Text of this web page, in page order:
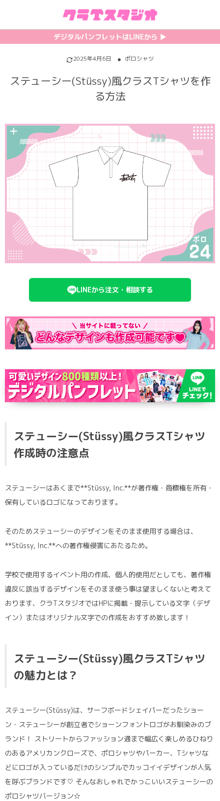
デジタルパンフレットはLINEから ▶︎︎
2025年4月6日 ポロシャツ
ステューシー(Stüssy)風クラスTシャツを作
る方法
LINEから注文・相談する
ステューシー(Stüssy)風クラスTシャツ
作成時の注意点
ステューシーはあくまで**Stüssy, Inc.**が著作権・商標権を所有・
保有しているロゴになっております。
そのためステューシーのデザインをそのまま使用する場合は、
**Stüssy, Inc.**への著作権侵害にあたるため。
学校で使用するイベント用の作成、個人的使用だとしても、著作権
違反に該当するデザインをそのまま使う事は望ましくないと考えて
おります、クラTスタジオではHPに掲載・提示している文字（デザ
イン）またはオリジナル文字での作成をおすすめ致します！
ステューシー(Stüssy)風クラスTシャツ
の魅力とは？
ステューシー(Stüssy)は、サーフボードシェイパーだったショー
ン・ステューシーが創立者でショーンフォントロゴがお馴染みのブ
ランド！ ストリートからファッション通まで幅広く楽しめるひねり
のあるアメリカンクローズで、ポロシャツやパーカー、Tシャツな
どにロゴが入っているだけのシンプルでカッコイイデザインが人気
を呼ぶブランドです♡ そんなおしゃれでかっこいいステューシーの
ポロシャツバージョン☆
初めての方へ
クラスTシャツの注文方法
料金について
お支払い方法について
キャンセル・変更について
利用規約
カテゴリ一覧
ホッケーユニフォーム
バスケユニフォーム
ゲーム
パロディ
ポロシャツ
ロンT・長袖
パーカー・スウェット
タイダイ柄
ラグビーユニフォーム
部活動
特集記事
【最新】流行りの背ネーム特集
【インスタ映え】おすすめクラT集
韓国パロディ人気デザイン特集
おしゃれデザインクラスTシャツ
かわいいクラスTシャツ
かっこいいクラスTシャツ
責任をもってお届けします
プリント
フォントを選ぶ
シルクスクリーンについて
昇華プリントについて
全面プリントクラスTシャツ
SDGsについて
セルフプリント